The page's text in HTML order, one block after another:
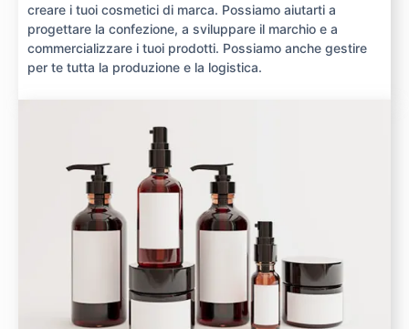
creare i tuoi cosmetici di marca. Possiamo aiutarti a
progettare la confezione, a sviluppare il marchio e a
commercializzare i tuoi prodotti. Possiamo anche gestire
per te tutta la produzione e la logistica.